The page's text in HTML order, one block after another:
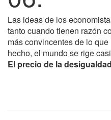
Las ideas de los
tanto cuando tienen razón
más convincentes de lo
hecho, el mundo se rige
El precio de la desigualdad